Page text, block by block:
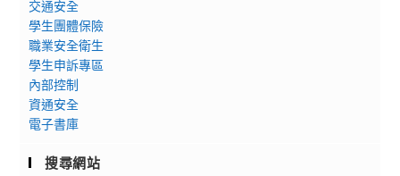
交通安全
學生團體保險
職業安全衛生
學生申訴專區
內部控制
資通安全
電子書庫
搜尋網站